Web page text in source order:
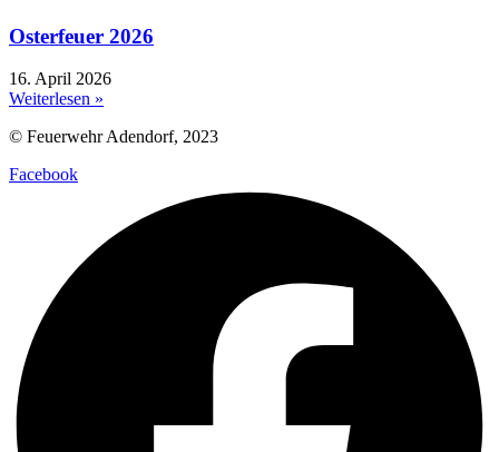
Osterfeuer 2026
16. April 2026
Weiterlesen »
© Feuerwehr Adendorf, 2023
Facebook